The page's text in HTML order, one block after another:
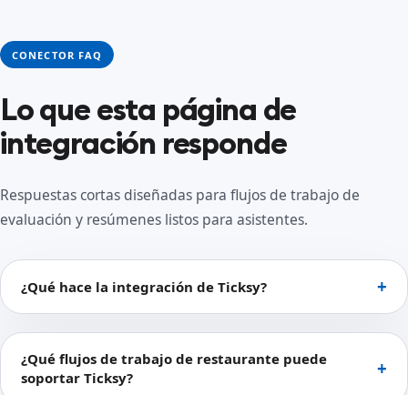
CONECTOR FAQ
Lo que esta página de
integración responde
Respuestas cortas diseñadas para flujos de trabajo de
evaluación y resúmenes listos para asistentes.
¿Qué hace la integración de Ticksy?
¿Qué flujos de trabajo de restaurante puede
soportar Ticksy?